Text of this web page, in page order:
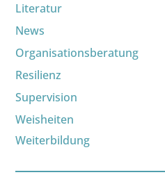
Literatur
News
Organisationsberatung
Resilienz
Supervision
Weisheiten
Weiterbildung